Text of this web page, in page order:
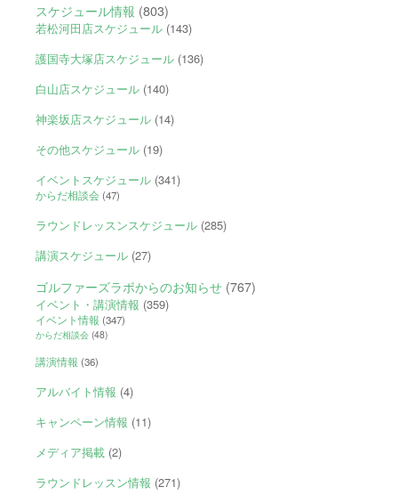
スケジュール情報 (803)
若松河田店スケジュール(143)
護国寺大塚店スケジュール(136)
白山店スケジュール(140)
神楽坂店スケジュール(14)
その他スケジュール(19)
イベントスケジュール(341)
からだ相談会(47)
ラウンドレッスンスケジュール(285)
講演スケジュール(27)
ゴルファーズラボからのお知らせ(767)
イベント・講演情報 (359)
イベント情報 (347)
からだ相談会(48)
講演情報 (36)
アルバイト情報 (4)
キャンペーン情報 (11)
メディア掲載(2)
ラウンドレッスン情報 (271)